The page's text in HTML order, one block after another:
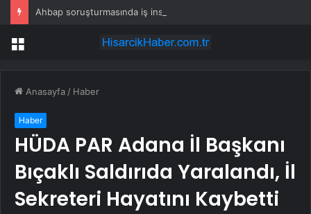
Menü
Anasayfa / Haber
Haber
HÜDA PAR Adana İl Başkanı
Bıçaklı Saldırıda Yaralandı, İl
Sekreteri Hayatını Kaybetti